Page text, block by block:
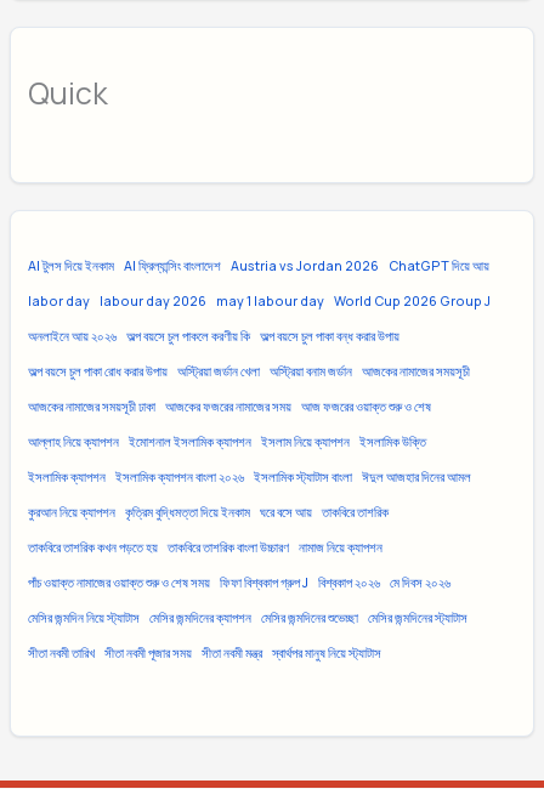
Quick
AI টুলস দিয়ে ইনকাম AI ফ্রিল্যান্সিং বাংলাদেশ Austria vs Jordan 2026 ChatGPT দিয়ে আয়
labor day labour day 2026 may 1 labour day World Cup 2026 Group J
অনলাইনে আয় ২০২৬ অল্প বয়সে চুল পাকলে করণীয় কি অল্প বয়সে চুল পাকা বন্ধ করার উপায়
অল্প বয়সে চুল পাকা রোধ করার উপায় অস্ট্রিয়া জর্ডান খেলা অস্ট্রিয়া বনাম জর্ডান আজকের নামাজের সময়সূচী
আজকের নামাজের সময়সূচী ঢাকা আজকের ফজরের নামাজের সময় আজ ফজরের ওয়াক্ত শুরু ও শেষ
আল্লাহ নিয়ে ক্যাপশন ইমোশনাল ইসলামিক ক্যাপশন ইসলাম নিয়ে ক্যাপশন ইসলামিক উক্তি
ইসলামিক ক্যাপশন ইসলামিক ক্যাপশন বাংলা ২০২৬ ইসলামিক স্ট্যাটাস বাংলা ঈদুল আজহার দিনের আমল
কুরআন নিয়ে ক্যাপশন কৃত্রিম বুদ্ধিমত্তা দিয়ে ইনকাম ঘরে বসে আয় তাকবিরে তাশরিক
তাকবিরে তাশরিক কখন পড়তে হয় তাকবিরে তাশরিক বাংলা উচ্চারণ নামাজ নিয়ে ক্যাপশন
পাঁচ ওয়াক্ত নামাজের ওয়াক্ত শুরু ও শেষ সময় ফিফা বিশ্বকাপ গ্রুপ J বিশ্বকাপ ২০২৬ মে দিবস ২০২৬
মেসির জন্মদিন নিয়ে স্ট্যাটাস মেসির জন্মদিনের ক্যাপশন মেসির জন্মদিনের শুভেচ্ছা মেসির জন্মদিনের স্ট্যাটাস
সীতা নবমী তারিখ সীতা নবমী পূজার সময় সীতা নবমী মন্ত্র স্বার্থপর মানুষ নিয়ে স্ট্যাটাস